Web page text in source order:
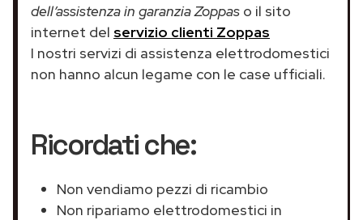
dell’assistenza in garanzia Zoppas o il sito
internet del servizio clienti Zoppas
I nostri servizi di assistenza elettrodomestici
non hanno alcun legame con le case ufficiali.
Ricordati che:
Non vendiamo pezzi di ricambio
Non ripariamo elettrodomestici in